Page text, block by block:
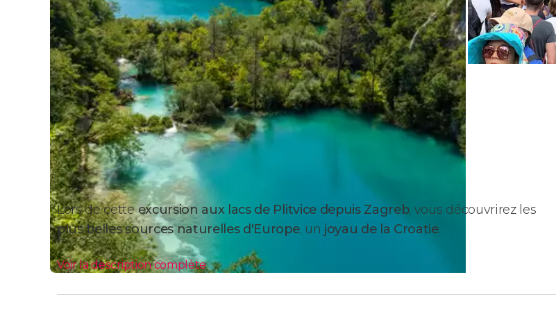
Lors de cetteexcursion aux lacs de Plitvice depuis Zagreb, vous découvrirez les
plus belles sources naturelles d'Europe, un joyau de la Croatie.
Voir la description complète